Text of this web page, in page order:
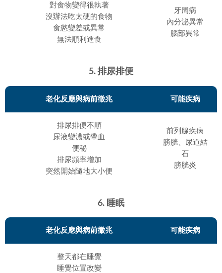
對食物變得很執著
沒辦法吃太硬的食物
食慾變差或異常
無法順利進食
牙周病
內分泌異常
腦部異常
5. 排尿排便
老化反應與病前徵兆 可能疾病
排尿排便不順
尿液變濃或帶血
便秘
排尿頻率增加
突然開始隨地大小便
前列腺疾病
膀胱、尿道結
石
膀胱炎
6. 睡眠
老化反應與病前徵兆 可能疾病
整天都在睡覺
睡覺位置改變